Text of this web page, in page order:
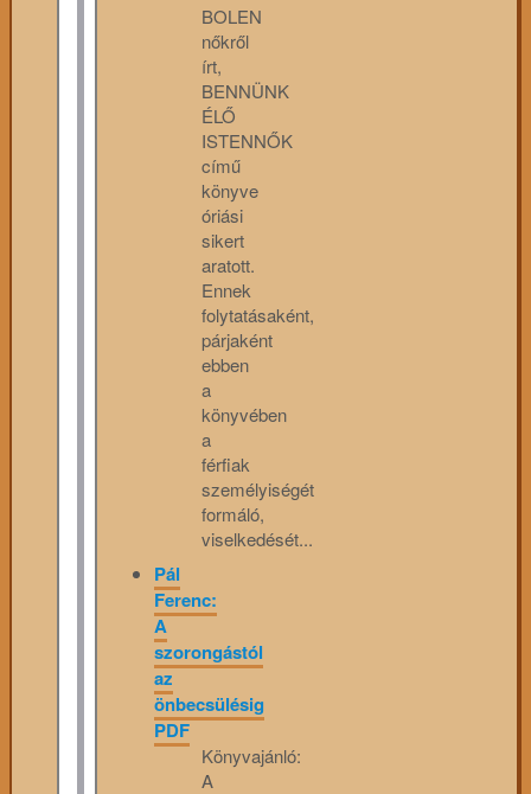
BOLEN
nőkről
írt,
BENNÜNK
ÉLŐ
ISTENNŐK
című
könyve
óriási
sikert
aratott.
Ennek
folytatásaként,
párjaként
ebben
a
könyvében
a
férfiak
személyiségét
formáló,
viselkedését...
Pál
Ferenc:
A
szorongástól
az
önbecsülésig
PDF
Könyvajánló:
A